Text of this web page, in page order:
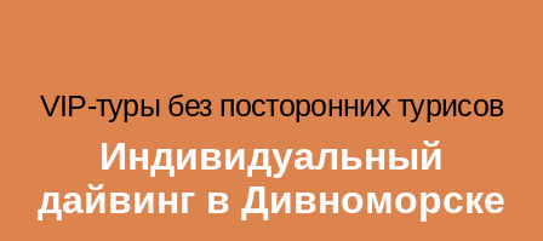
VIP-туры без посторонних турисов
Индивидуальный
дайвинг в Дивноморске